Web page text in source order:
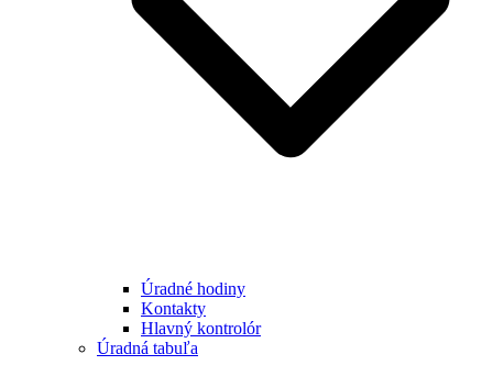
Úradné hodiny
Kontakty
Hlavný kontrolór
Úradná tabuľa